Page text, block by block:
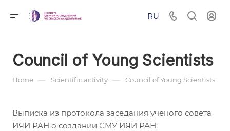
RU
Council of Young Scientists
Home — Scientific activity — Council of Young Scientists
Выписка из протокола заседания ученого совета
ИЯИ РАН о создании СМУ ИЯИ РАН: